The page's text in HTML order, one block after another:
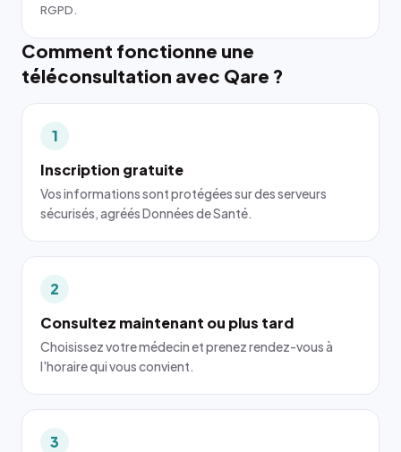
RGPD.
Comment fonctionne une
téléconsultation avec Qare ?
1
Inscription gratuite
Vos informations sont protégées sur des serveurs
sécurisés, agréés Données de Santé.
2
Consultez maintenant ou plus tard
Choisissez votre médecin et prenez rendez-vous à
l'horaire qui vous convient.
3